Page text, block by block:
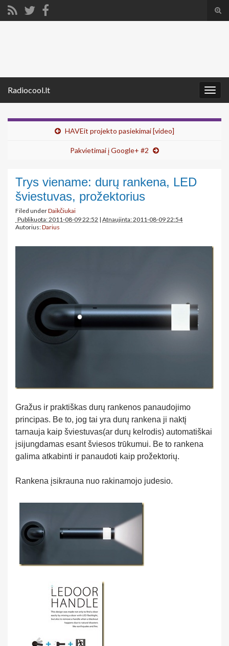
Radiocool.lt
HAVEit projekto pasiekimai [video]
Pakvietimai į Google+ #2
Trys viename: durų rankena, LED
šviestuvas, prožektorius
Filed underDaikčiukai
Publikuota: 2011-08-09 22:52 | Atnaujinta: 2011-08-09 22:54
Autorius:Darius
Gražus ir praktiškas durų rankenos panaudojimo
principas. Be to, jog tai yra durų rankena ji naktį
tarnauja kaip šviestuvas(ar durų kelrodis) automatiškai
įsijungdamas esant šviesos trūkumui. Be to rankena
galima atkabinti ir panaudoti kaip prožektorių.
Rankena įsikrauna nuo rakinamojo judesio.